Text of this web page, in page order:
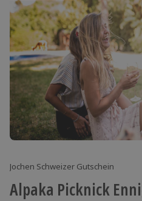
Jochen Schweizer Gutschein
Alpaka Picknick